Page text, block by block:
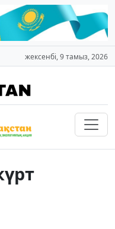
жексенбі, 9 тамыз, 2026